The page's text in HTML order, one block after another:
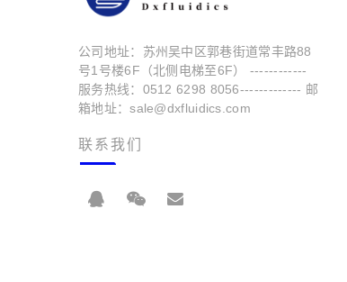
公司地址：苏州吴中区郭巷街道常丰路88
号1号楼6F（北侧电梯至6F） ------------
服务热线：0512 6298 8056------------- 邮
箱地址：sale@dxfluidics.com
联系我们